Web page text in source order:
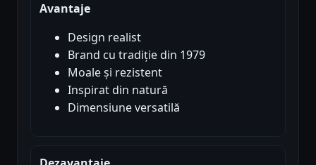
Avantaje
Design realist
Brand cu tradiție din 1979
Moale și rezistent
Inspirat din natură
Dimensiune versatilă